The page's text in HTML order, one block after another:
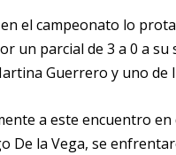
el campeonato lo
un parcial de 3 a 0 a
Guerrero y uno de
a este encuentro en
De la Vega, se